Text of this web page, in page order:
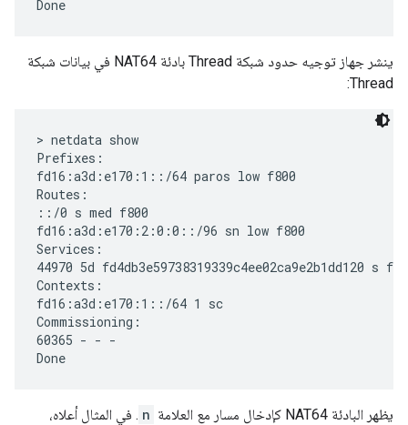
ينشر جهاز توجيه حدود شبكة Thread بادئة NAT64 في بيانات شبكة
Thread:
> netdata show
Prefixes:
fd16:a3d:e170:1::/64 paros low f800
Routes:
::/0 s med f800
fd16:a3d:e170:2:0:0::/96 sn low f800
Services:
44970 5d fd4db3e59738319339c4ee02ca9e2b1dd120 s
Contexts:
fd16:a3d:e170:1::/64 1 sc
Commissioning:
60365 - - -
يظهر البادئة NAT64 كإدخال مسار مع العلامة n . في المثال أعلاه،